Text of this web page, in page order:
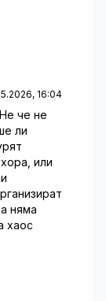
16:04
че не
ли
или
няма
хаос